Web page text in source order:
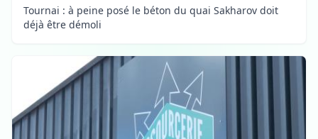
Tournai : à peine posé le béton du quai Sakharov doit
déjà être démoli